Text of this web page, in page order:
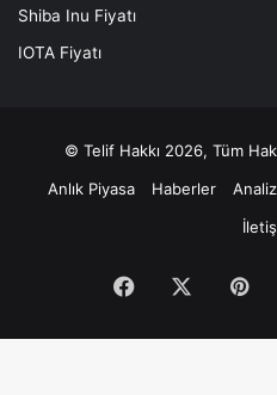
Shiba Inu Fiyatı
IOTA Fiyatı
© Telif Hakkı 2026, Tüm
Anlık Piyasa
Haberler
Facebook